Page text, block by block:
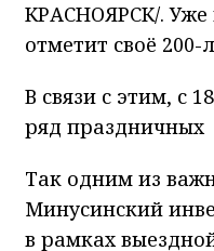
КРАСНОЯРСК/. Уже
отметит своё 200-
В связи с этим, с
ряд праздничных
Так одним из
Минусинский
в рамках